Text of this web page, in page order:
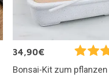
34,90€
Bonsai-Kit zum pflanzen